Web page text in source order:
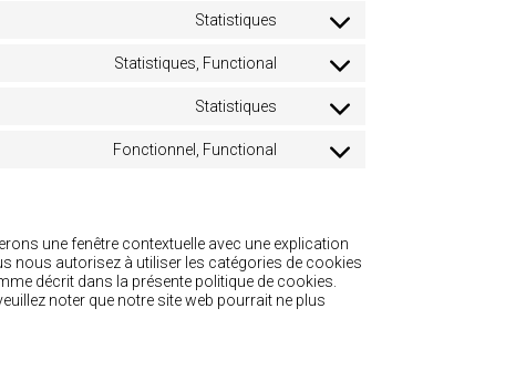
service
maps
Statistiques
Consent
service
Statistiques, Functional
Consent
service
Statistiques
Consent
service
Fonctionnel, Functional
Consent
une fenêtre contextuelle avec une explication
nous autorisez à utiliser les catégories de cookies
décrit dans la présente politique de cookies.
noter que notre site web pourrait ne plus